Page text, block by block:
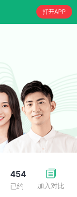
打开APP
加入对比
454
已约